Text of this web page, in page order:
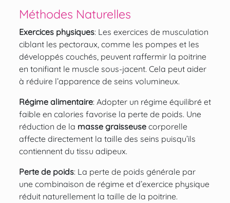
Méthodes Naturelles
Exercices physiques: Les exercices de musculation
ciblant les pectoraux, comme les pompes et les
développés couchés, peuvent raffermir la poitrine
en tonifiant le muscle sous-jacent. Cela peut aider
à réduire l’apparence de seins volumineux.
Régime alimentaire: Adopter un régime équilibré et
faible en calories favorise la perte de poids. Une
réduction de la masse graisseusecorporelle
affecte directement la taille des seins puisqu’ils
contiennent du tissu adipeux.
Perte de poids: La perte de poids générale par
une combinaison de régime et d’exercice physique
réduit naturellement la taille de la poitrine.